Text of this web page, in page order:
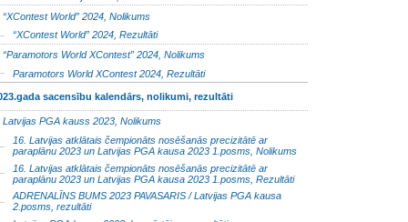
“XContest World” 2024, Nolikums
“XContest World” 2024, Rezultāti
“Paramotors World XContest” 2024, Nolikums
Paramotors World XContest 2024, Rezultāti
sacensību kalendārs, nolikumi, rezultāti
Latvijas PGA kauss 2023, Nolikums
16. Latvijas atklātais čempionāts nosēšanās precizitātē ar
paraplānu 2023 un Latvijas PGA kausa 2023 1.posms, Nolikums
16. Latvijas atklātais čempionāts nosēšanās precizitātē ar
paraplānu 2023 un Latvijas PGA kausa 2023 1.posms, Rezultāti
ADRENALĪNS BUMS 2023 PAVASARIS / Latvijas PGA kausa
2.posms, rezultāti